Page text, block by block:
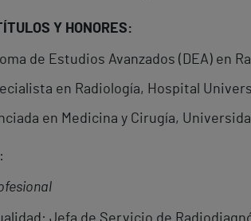
Y HONORES:
de Estudios Avanzados (DEA) en
en Radiología, Hospital
en Medicina y Cirugía,
: